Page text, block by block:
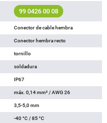
99 0426 00 08
Conector de cable hembra
Conector hembra recto
tornillo
soldadura
IP67
máx. 0,14 mm² / AWG 26
3,5-5,0 mm
-40 °C / 85 °C